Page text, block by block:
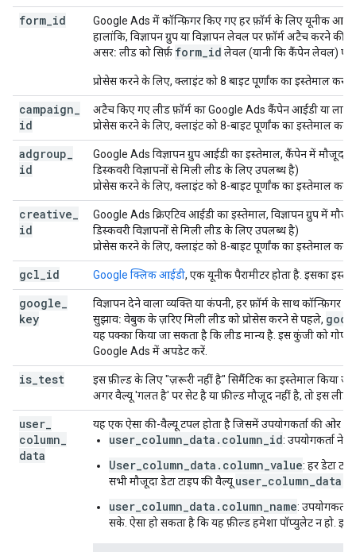
form id
Google Ads में कॉन्फ़िगर किए गए हर फ़ॉर्म के लिए यूनीक
हालांकि, विज्ञापन ग्रुप या विज्ञापन लेवल पर फ़ॉर्म अटैच करने की
असर: लीड को सिर्फ़ form_id लेवल (यानी कि कैंपेन लेवल) पर
प्रोसेस करने के लिए, क्लाइंट को 8 बाइट पूर्णांक का इस्तेमाल करना
campaign
id
अटैच किए गए लीड फ़ॉर्म का Google Ads कैंपेन आईडी या
प्रोसेस करने के लिए, क्लाइंट को 8-बाइट पूर्णांक का इस्तेमाल करना
adgroup
id
Google Ads विज्ञापन ग्रुप आईडी का इस्तेमाल, कैंपेन में मौजूद
डिस्कवरी विज्ञापनों से मिली लीड के लिए उपलब्ध है)
प्रोसेस करने के लिए, क्लाइंट को 8-बाइट पूर्णांक का इस्तेमाल करना
creative
id
Google Ads क्रिएटिव आईडी का इस्तेमाल, विज्ञापन ग्रुप में
डिस्कवरी विज्ञापनों से मिली लीड के लिए उपलब्ध है)
प्रोसेस करने के लिए, क्लाइंट को 8-बाइट पूर्णांक का इस्तेमाल करना
gcl id Google क्लिक आईडी, एक यूनीक पैरामीटर होता है. इसका
google
key
विज्ञापन देने वाला व्यक्ति या कंपनी, हर फ़ॉर्म के साथ कॉन्फ़िगर
सुझाव: वेबुक के ज़रिए मिली लीड को प्रोसेस करने से पहले,
यह पक्का किया जा सकता है कि लीड मान्य है. इस कुंजी को
Google Ads में अपडेट करें.
is test
इस फ़ील्ड के लिए "ज़रूरी नहीं है" सिमैंटिक का इस्तेमाल किया
अगर वैल्यू 'गलत है' पर सेट है या फ़ील्ड मौजूद नहीं है, तो इस लीड
user
column
data
यह एक ऐसा की-वैल्यू टपल होता है जिसमें उपयोगकर्ता की ओर से
user_column_data.column_id: उपयोगकर्ता ने
User_column_data.column_value: हर डेटा
सभी मौजूदा डेटा टाइप की वैल्यू
user_column_data.column_name:
सके. ऐसा हो सकता है कि यह फ़ील्ड हमेशा पॉप्युलेट न हो.